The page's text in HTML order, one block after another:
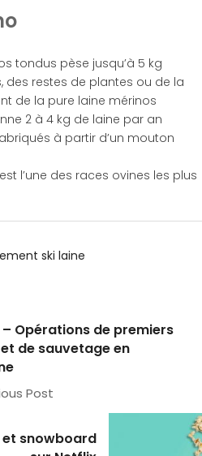
tondus pèse jusqu’à 5 kg
des restes de plantes ou de la
de la pure laine mérinos
2 à 4 kg de laine par an
à partir d’un mouton
l’une des races ovines les plus
ski laine
Opérations de premiers
de sauvetage en
Post
et snowboard